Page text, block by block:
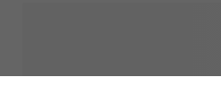
yhdessä paikassa. Rohkeista